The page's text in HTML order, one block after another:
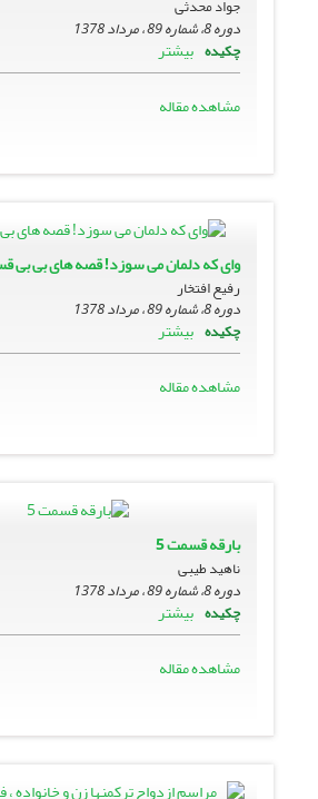
جواد محدثى
دوره 8، شماره 89 ، مرداد 1378
چکیده بیشتر
مشاهده مقاله
واى که دلمان مى سوزد! قصه هاى بى بى
رفیع افتخار
دوره 8، شماره 89 ، مرداد 1378
چکیده بیشتر
مشاهده مقاله
بارقه قسمت 5
ناهید طیبی
دوره 8، شماره 89 ، مرداد 1378
چکیده بیشتر
مشاهده مقاله